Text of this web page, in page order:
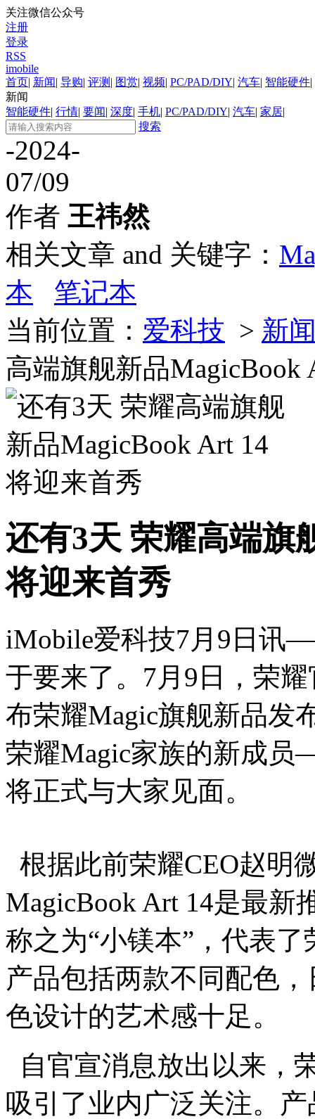
关注微信公众号
注册
登录
RSS
imobile
首页| 新闻| 导购| 评测 | 图赏| 视频| PC/PAD/DIY| 汽车| 智能硬件|
新闻
智能硬件| 行情| 要闻| 深度| 手机| PC/PAD/DIY| 汽车| 家居|
搜索
-2024-
07/09
作者 王祎然
相关文章 and 关键字：
本
笔记本
当前位置： 爱科技 > 新
高端旗舰新品MagicBook
还有3天 荣耀高端旗
将迎来首秀
iMobile爱科技7月9日讯
于要来了。7月9日，荣
布荣耀Magic旗舰新品发
荣耀Magic家族的新成
将正式与大家见面。
根据此前荣耀CEO赵明
MagicBook Art 14是最新
称之为“小镁本”，代表
产品包括两款不同配色
色设计的艺术感十足。
自官宣消息放出以来，
吸引了业内广泛关注。